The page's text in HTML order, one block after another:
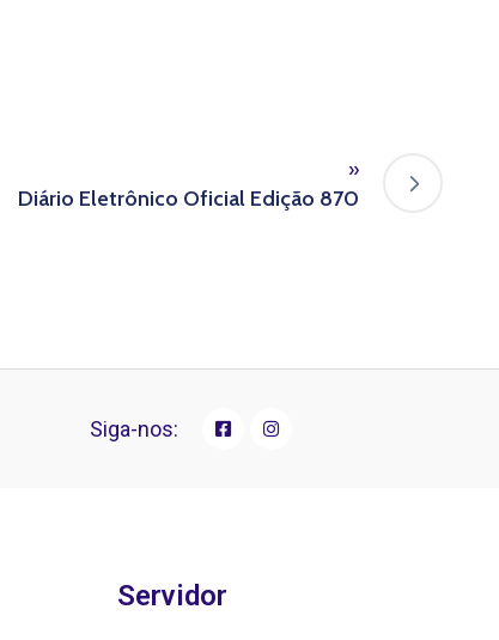
»
Diário Eletrônico Oficial Edição 870
Siga-nos:
Servidor